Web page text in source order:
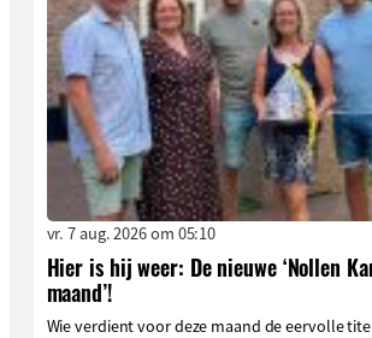
vr. 7 aug. 2026 om 05:10
Hier is hij weer: De nieuwe ‘Nollen
maand’!
Wie verdient voor deze maand de eervolle